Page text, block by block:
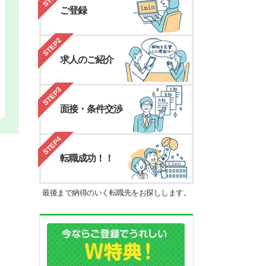
ご登録
STEP2
求人のご紹介
STEP3
面接・条件交渉
STEP4
転職成功！！
最後まで納得のいく転職先をお探しします。